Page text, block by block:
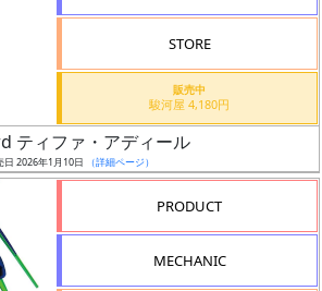
STORE
販売中
駿河屋 4,180円
ティファ・アディール
日 2026年1月10日 （詳細ページ）
PRODUCT
MECHANIC